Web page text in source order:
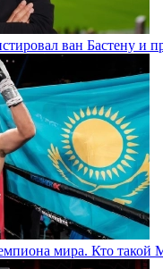
ван Бастену и
мира. Кто